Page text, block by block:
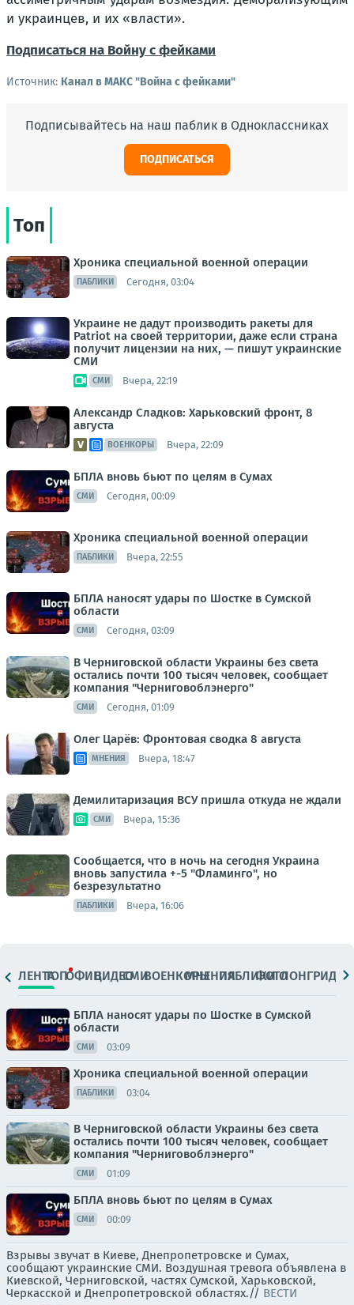
и украинцев, и их «власти».
Подписаться на Войну с фейками
Источник: Канал в МАКС "Война с фейками"
Подписывайтесь на наш паблик в Одноклассниках
ПОДПИСАТЬСЯ
Топ
Хроника специальной военной операции
ПАБЛИКИ Сегодня, 03:04
Украине не дадут производить ракеты для
Patriot на своей территории, даже если страна
получит лицензии на них, — пишут украинские
СМИ
СМИ Вчера, 22:19
Александр Сладков: Харьковский фронт, 8
августа
ВОЕНКОРЫ Вчера, 22:09
БПЛА вновь бьют по целям в Сумах
СМИ Сегодня, 00:09
Хроника специальной военной операции
ПАБЛИКИ Вчера, 22:55
БПЛА наносят удары по Шостке в Сумской
области
СМИ Сегодня, 03:09
В Черниговской области Украины без света
остались почти 100 тысяч человек, сообщает
компания "Черниговоблэнерго"
СМИ Сегодня, 01:09
Олег Царёв: Фронтовая сводка 8 августа
МНЕНИЯ Вчера, 18:47
Демилитаризация ВСУ пришла откуда не ждали
СМИ Вчера, 15:36
Сообщается, что в ночь на сегодня Украина
вновь запустила +-5 "Фламинго", но
безрезультатно
ПАБЛИКИ Вчера, 16:06
ЛЕНТАТОПОФИЦ.ВИДЕОСМИВОЕНКОРЫМНЕНИЯПАБЛИКИ
ФОТОЛОНГРИДЫ
БПЛА наносят удары по Шостке в Сумской
области
СМИ 03:09
Хроника специальной военной операции
ПАБЛИКИ 03:04
В Черниговской области Украины без света
остались почти 100 тысяч человек, сообщает
компания "Черниговоблэнерго"
СМИ 01:09
БПЛА вновь бьют по целям в Сумах
СМИ 00:09
Взрывы звучат в Киеве, Днепропетровске и Сумах,
сообщают украинские СМИ. Воздушная тревога объявлена в
Киевской, Черниговской, частях Сумской, Харьковской,
Черкасской и Днепропетровской областях.// ВЕСТИ